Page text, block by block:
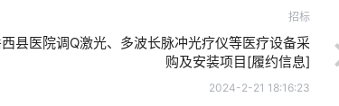
招标
县医院调Q激光、多波长脉冲光疗仪等医疗设备采
购及安装项目[履约信息]
2024-2-21 18:16:23